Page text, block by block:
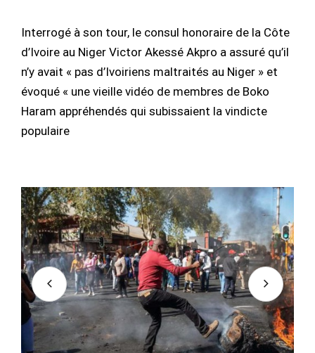
Interrogé à son tour, le consul honoraire de la Côte
d’Ivoire au Niger Victor Akessé Akpro a assuré qu’il
n’y avait « pas d’Ivoiriens maltraités au Niger » et
évoqué « une vieille vidéo de membres de Boko
Haram appréhendés qui subissaient la vindicte
populaire